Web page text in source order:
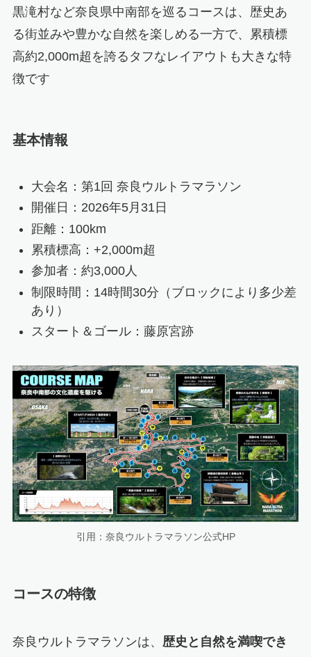
黒滝村など奈良県中南部を巡るコースは、歴史あ
る街並みや豊かな自然を楽しめる一方で、累積標
高約2,000m超を誇るタフなレイアウトも大きな特
徴です
基本情報
大会名：第1回 奈良ウルトラマラソン
開催日：2026年5月31日
距離：100km
累積標高：+2,000m超
参加者：約3,000人
制限時間：14時間30分（ブロックにより多少差
あり）
スタート＆ゴール：藤原宮跡
引用：奈良ウルトラマラソン公式HP
コースの特徴
奈良ウルトラマラソンは、 歴史と自然を満喫でき